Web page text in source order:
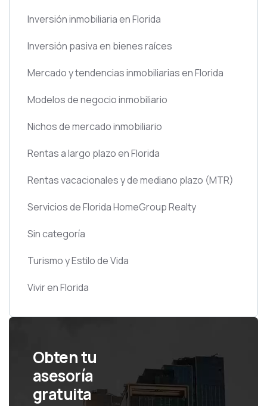
Inversión inmobiliaria en Florida
Inversión pasiva en bienes raíces
Mercado y tendencias inmobiliarias en Florida
Modelos de negocio inmobiliario
Nichos de mercado inmobiliario
Rentas a largo plazo en Florida
Rentas vacacionales y de mediano plazo (MTR)
Servicios de Florida HomeGroup Realty
Sin categoría
Turismo y Estilo de Vida
Vivir en Florida
Obten tu
asesoría
gratuita